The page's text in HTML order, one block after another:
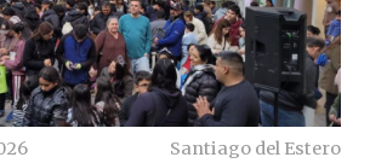
Santiago del Estero